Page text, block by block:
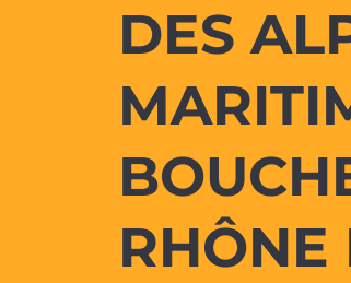
DES
RHÔNE